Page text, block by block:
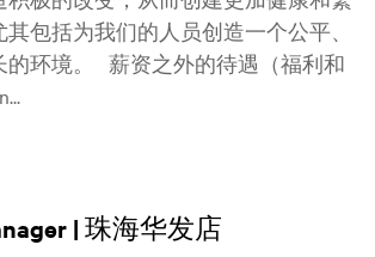
包括为我们的人员创造一个公平、
的环境。 薪资之外的待遇（福利和
| 珠海华发店